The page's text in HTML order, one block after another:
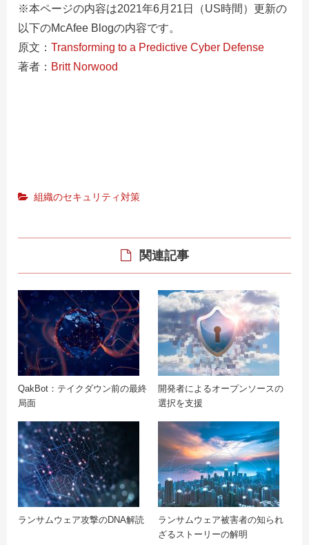
※本ページの内容は2021年6月21日（US時間）更新の
以下のMcAfee Blogの内容です。
原文： Transforming to a Predictive Cyber Defense
著者： Britt Norwood
組織のセキュリティ対策
関連記事
QakBot：テイクダウン前の最終
局面
開発者によるオープンソースの
選択を支援
ランサムウェア攻撃のDNA解読
ランサムウェア被害者の知られ
ざるストーリーの解明